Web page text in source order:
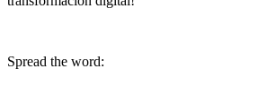
Spread the word: